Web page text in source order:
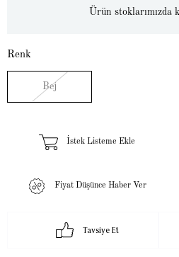
Ürün stoklarımızda
Renk
Bej
İstek Listeme Ekle
Fiyat Düşünce Haber Ver
Tavsiye Et